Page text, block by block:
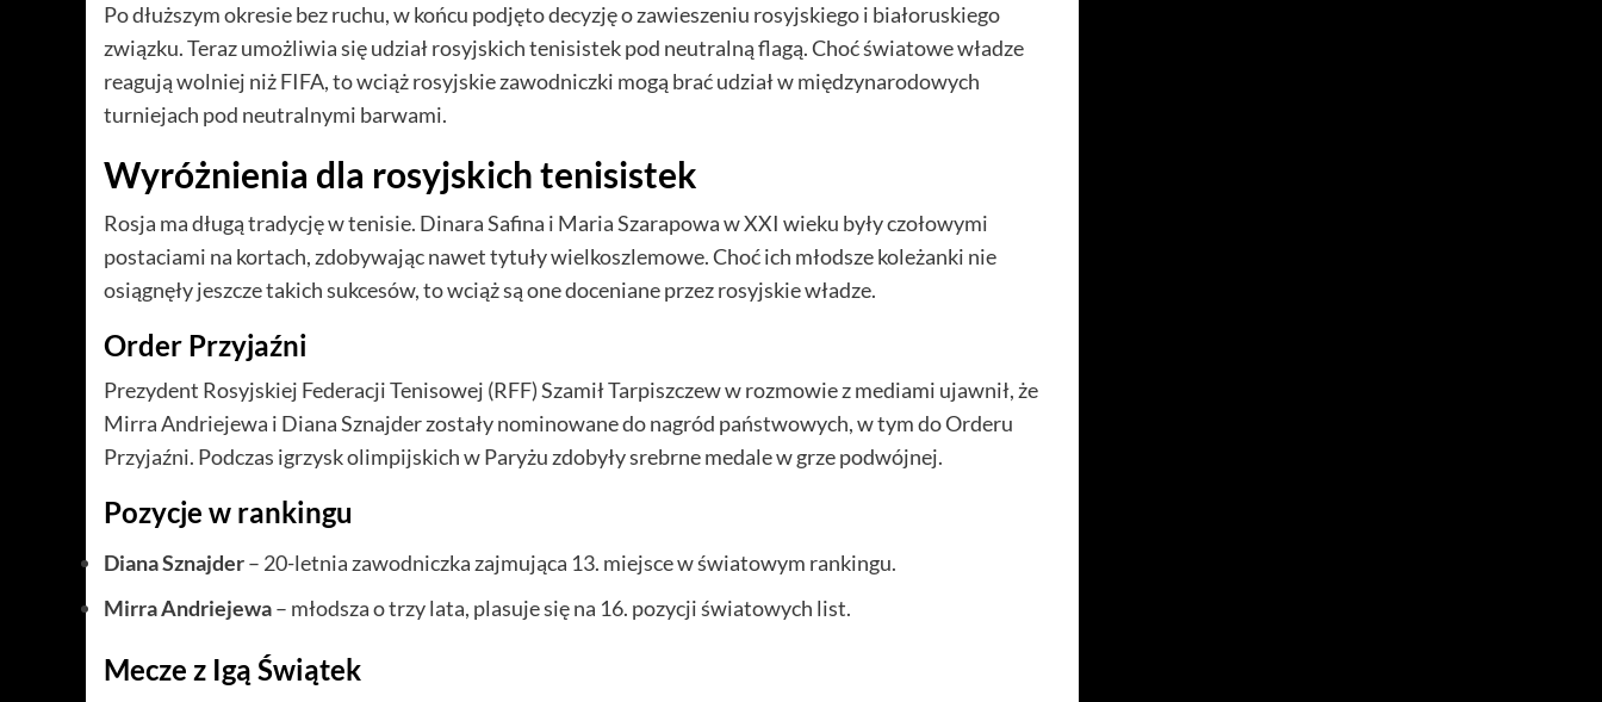
Po dłuższym okresie bez ruchu, w końcu podjęto decyzję o zawieszeniu rosyjskiego i białoruskiego
związku. Teraz umożliwia się udział rosyjskich tenisistek pod neutralną flagą. Choć światowe władze
reagują wolniej niż FIFA, to wciąż rosyjskie zawodniczki mogą brać udział w międzynarodowych
turniejach pod neutralnymi barwami.
Wyróżnienia dla rosyjskich tenisistek
Rosja ma długą tradycję w tenisie. Dinara Safina i Maria Szarapowa w XXI wieku były czołowymi
postaciami na kortach, zdobywając nawet tytuły wielkoszlemowe. Choć ich młodsze koleżanki nie
osiągnęły jeszcze takich sukcesów, to wciąż są one doceniane przez rosyjskie władze.
Order Przyjaźni
Prezydent Rosyjskiej Federacji Tenisowej (RFF) Szamił Tarpiszczew w rozmowie z mediami ujawnił, że
Mirra Andriejewa i Diana Sznajder zostały nominowane do nagród państwowych, w tym do Orderu
Przyjaźni. Podczas igrzysk olimpijskich w Paryżu zdobyły srebrne medale w grze podwójnej.
Pozycje w rankingu
Diana Sznajder– 20-letnia zawodniczka zajmująca 13. miejsce w światowym rankingu.
Mirra Andriejewa– młodsza o trzy lata, plasuje się na 16. pozycji światowych list.
Mecze z Igą Świątek